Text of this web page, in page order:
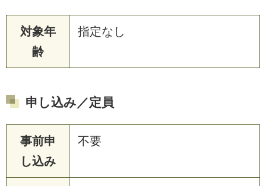
対象年
齢
指定なし
申し込み／定員
事前申
し込み
不要